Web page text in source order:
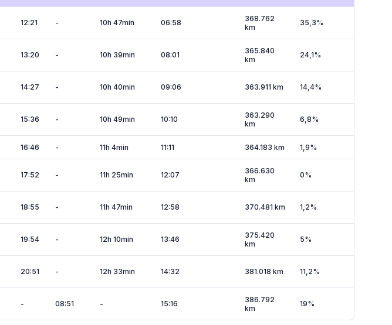
12:21 - 10h 47min 06:58
368.762
km
35,3%
13:20 - 10h 39min 08:01
365.840
km
24,1%
14:27 - 10h 40min 09:06 363.911 km 14,4%
15:36 - 10h 49min 10:10
363.290
km
6,8%
16:46 - 11h 4min 11:11 364.183 km 1,9%
17:52 - 11h 25min 12:07
366.630
km
0%
18:55 - 11h 47min 12:58 370.481 km 1,2%
19:54 - 12h 10min 13:46
375.420
km
5%
20:51 - 12h 33min 14:32 381.018 km 11,2%
- 08:51 - 15:16
386.792
km
19%